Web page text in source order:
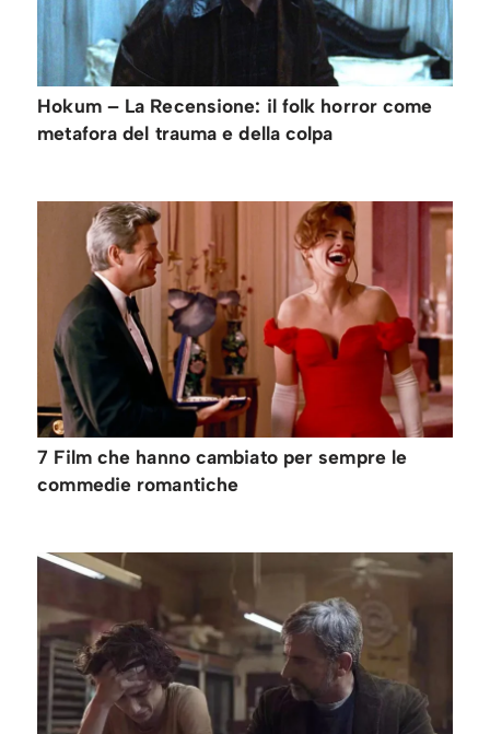
Hokum – La Recensione: il folk horror come
metafora del trauma e della colpa
7 Film che hanno cambiato per sempre le
commedie romantiche